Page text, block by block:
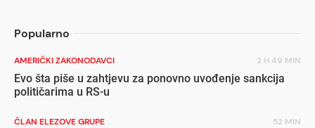
Popularno
AMERIČKI ZAKONODAVCI 2 H 49 MIN
Evo šta piše u zahtjevu za ponovno uvođenje sankcija
političarima u RS-u
ČLAN ELEZOVE GRUPE 52 MIN